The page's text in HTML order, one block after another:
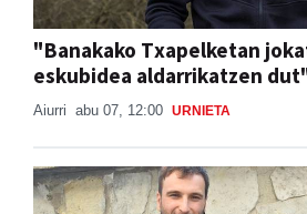
eskubidea aldarrikatzen
Aiurri abu 07, 12:00 URNIETA